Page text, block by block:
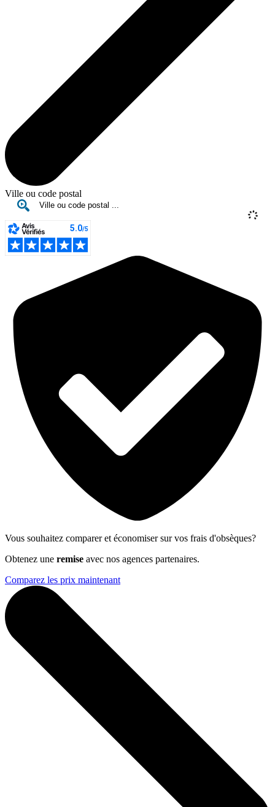
Ville ou code postal
Vous souhaitez comparer et économiser sur vos frais d'obsèques?
Obtenez une remise avec nos agences partenaires.
Comparez les prix maintenant